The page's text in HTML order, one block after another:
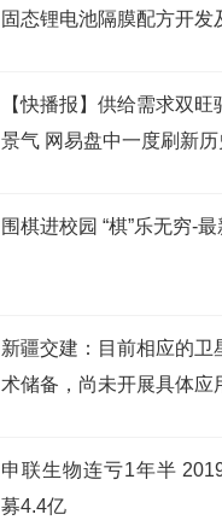
固态锂电池隔膜配方开发
【快播报】供给需求双
景气 网易盘中一度刷新历
围棋进校园 “棋”乐无穷-
新疆交建：目前相应的卫
术储备，尚未开展具体应
申联生物连亏1年半
募4.4亿